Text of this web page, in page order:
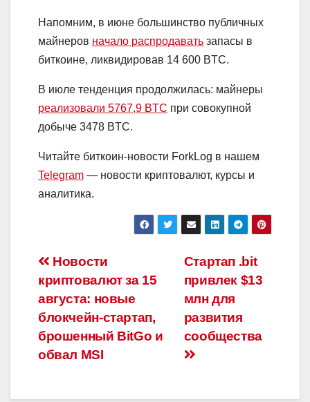
Напомним, в июне большинство публичных
майнеров начало распродавать запасы в
биткоине, ликвидировав 14 600 BTC.
В июле тенденция продолжилась: майнеры
реализовали 5767,9 BTC при совокупной
добыче 3478 BTC.
Читайте биткоин-новости ForkLog в нашем
Telegram — новости криптовалют, курсы и
аналитика.
Навигация
по
записям
Стартап .bit
привлек $13
млн для
развития
сообщества
Новости
криптовалют за 15
августа: новые
блокчейн-стартап,
брошенный BitGo и
обвал MSI